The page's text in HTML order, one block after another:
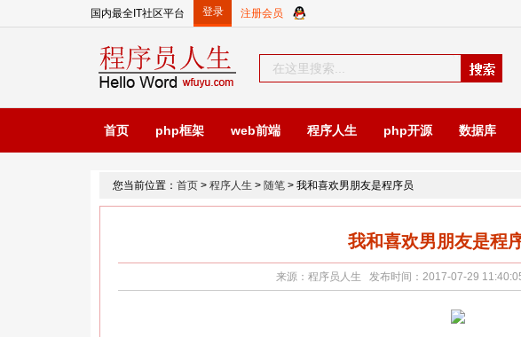
国内最全IT社区平台
首页 php框架 web前端 程序人生 php开源 数据库
您当前位置： 首页 > 程序人生 > 随笔 > 我和喜欢男朋友是程序员
我和喜欢男朋友是程
来源：程序员人生 发布时间：2017-07-29